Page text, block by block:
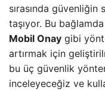
sırasında
taşıyor. Bu bağlamda
Mobil Onay gibi
artırmak için
bu üç güvenlik
inceleyeceğiz ve